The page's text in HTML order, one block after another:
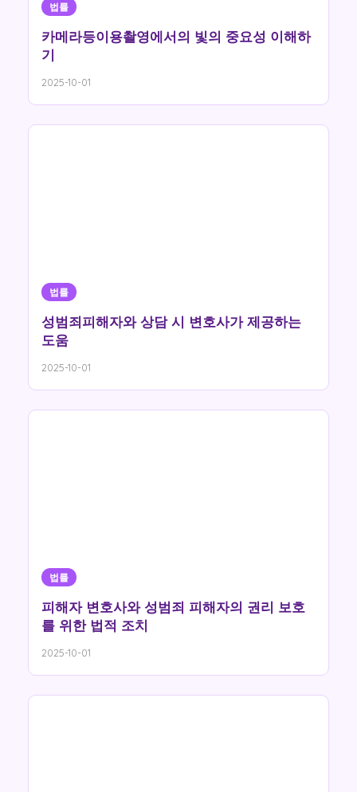
법률
카메라등이용촬영에서의 빛의 중요성 이해하
기
2025-10-01
법률
성범죄피해자와 상담 시 변호사가 제공하는
도움
2025-10-01
법률
피해자 변호사와 성범죄 피해자의 권리 보호
를 위한 법적 조치
2025-10-01